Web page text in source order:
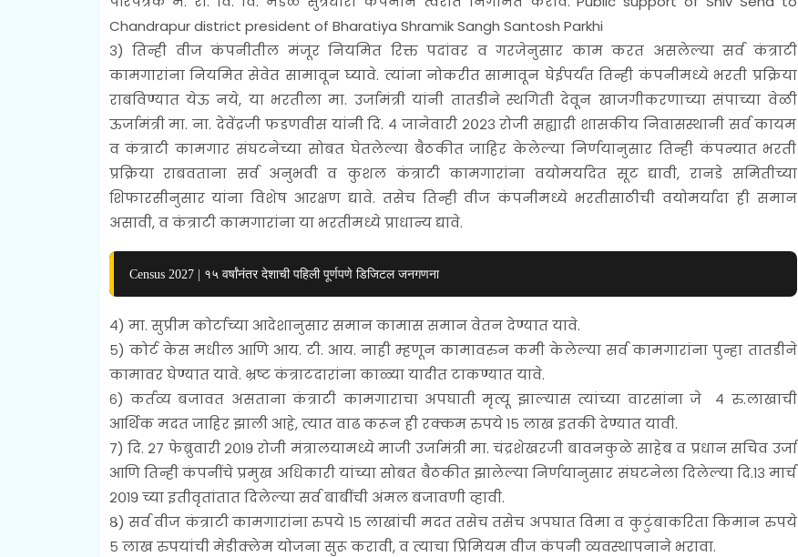
Chandrapur district president of Bharatiya Shramik Sangh Santosh Parkhi
३) तिन्ही वीज कंपनीतील मंजूर नियमित रिक्त पदांवर व गरजेनुसार काम करत असलेल्या सर्व कंत्राटी
कामगारांना नियमित सेवेत सामावून घ्यावे. त्यांना नोकरीत सामावून घेईपर्यंत तिन्ही कंपनीमध्ये भरती प्रक्रिया
राबविण्यात येऊ नये, या भरतीला मा. उर्जामंत्री यांनी तातडीने स्थगिती देवून खाजगीकरणाच्या संपाच्या वेळी
ऊर्जामंत्री मा. ना. देवेंद्रजी फडणवीस यांनी दि. ४ जानेवारी २०२३ रोजी सह्याद्री शासकीय निवासस्थानी सर्व कायम
व कंत्राटी कामगार संघटनेच्या सोबत घेतलेल्या बैठकीत जाहिर केलेल्या निर्णयानुसार तिन्ही कंपन्यात भरती
प्रक्रिया राबवताना सर्व अनुभवी व कुशल कंत्राटी कामगारांना वयोमर्यादेत सूट द्यावी, रानडे समितीच्या
शिफारसीनुसार यांना विशेष आरक्षण द्यावे. तसेच तिन्ही वीज कंपनीमध्ये भरतीसाठीची वयोमर्यादा ही समान
असावी, व कंत्राटी कामगारांना या भरतीमध्ये प्राधान्य द्यावे.
Census 2027 | १५ वर्षांनंतर देशाची पहिली पूर्णपणे डिजिटल जनगणना
४) मा. सुप्रीम कोर्टाच्या आदेशानुसार समान कामास समान वेतन देण्यात यावे.
५) कोर्ट केस मधील आणि आय. टी. आय. नाही म्हणून कामावरुन कमी केलेल्या सर्व कामगारांना पुन्हा तातडीने
कामावर घेण्यात यावे. भ्रष्ट कंत्राटदारांना काळ्या यादीत टाकण्यात यावे.
६) कर्तव्य बजावत असताना कंत्राटी कामगाराचा अपघाती मृत्यू झाल्यास त्यांच्या वारसांना जे ४ रु.लाखाची
आर्थिक मदत जाहिर झाली आहे, त्यात वाढ करून ही रक्कम रुपये १५ लाख इतकी देण्यात यावी.
७) दि. २७ फेब्रुवारी २०१९ रोजी मंत्रालयामध्ये माजी उर्जामंत्री मा. चंद्रशेखरजी बावनकुळे साहेब व प्रधान सचिव उर्जा
आणि तिन्ही कंपनींचे प्रमुख अधिकारी यांच्या सोबत बैठकीत झालेल्या निर्णयानुसार संघटनेला दिलेल्या दि.१३ मार्च
२०१९ च्या इतीवृतांतात दिलेल्या सर्व बाबींची अंमल बजावणी व्हावी.
८) सर्व वीज कंत्राटी कामगारांना रुपये १५ लाखांची मदत तसेच तसेच अपघात विमा व कुटुंबाकरिता किमान रुपये
५ लाख रुपयांची मेडीक्लेम योजना सुरू करावी, व त्याचा प्रिमियम वीज कंपनी व्यवस्थापनाने भरावा.